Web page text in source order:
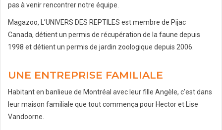
pas à venir rencontrer notre équipe.
Magazoo, L’UNIVERS DES REPTILES est membre de Pijac
Canada, détient un permis de récupération de la faune depuis
1998 et détient un permis de jardin zoologique depuis 2006.
UNE ENTREPRISE FAMILIALE
Habitant en banlieue de Montréal avec leur fille Angèle, c’est dans
leur maison familiale que tout commença pour Hector et Lise
Vandoorne.